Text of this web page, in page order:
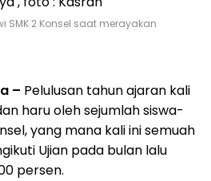
SMK 2 Konsel saat merayakan
– Pelulusan tahun ajaran kali
haru oleh sejumlah siswa-
yang mana kali ini semuah
Ujian pada bulan lalu
persen.